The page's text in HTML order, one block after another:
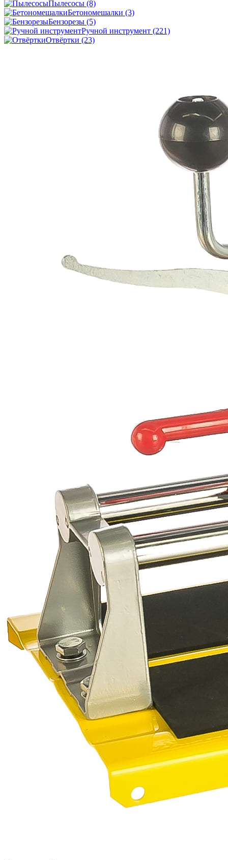
Пылесосы (8)
Бетономешалки (3)
Бензорезы (5)
Ручной инструмент (221)
Отвёртки (23)